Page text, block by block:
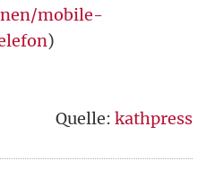
mobile-
)
Quelle: kathpress